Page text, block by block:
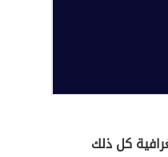
كل ذلك